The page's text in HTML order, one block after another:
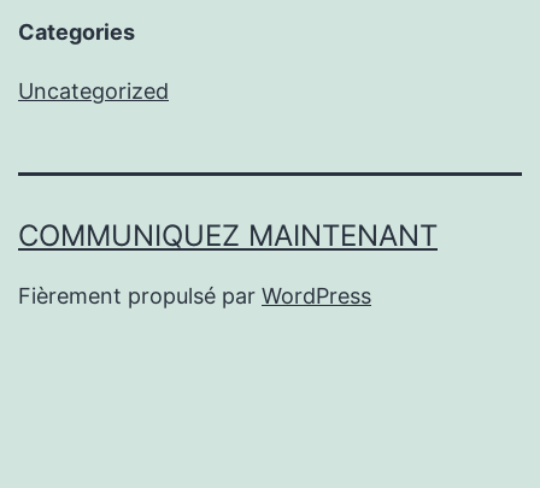
Categories
Uncategorized
COMMUNIQUEZ MAINTENANT
Fièrement propulsé par WordPress